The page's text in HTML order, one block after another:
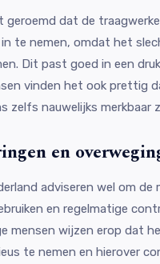
geroemd dat de
te nemen, omdat het
Dit past goed in een
vinden het ook prettig
zelfs nauwelijks merkbaar
en
adviseren wel om
en regelmatige
mensen wijzen erop dat
te nemen en hierover